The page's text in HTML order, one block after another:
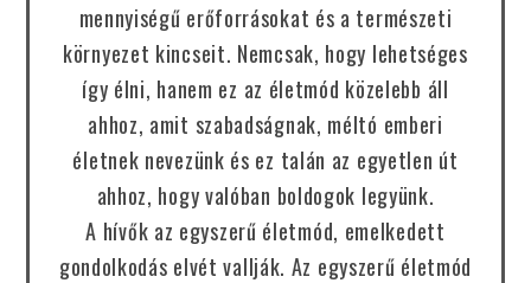
mennyiségű erőforrásokat és a természeti
környezet kincseit. Nemcsak, hogy lehetséges
így élni, hanem ez az életmód közelebb áll
ahhoz, amit szabadságnak, méltó emberi
életnek nevezünk és ez talán az egyetlen út
ahhoz, hogy valóban boldogok legyünk.
A hívők az egyszerű életmód, emelkedett
gondolkodás elvét vallják. Az egyszerű életmód